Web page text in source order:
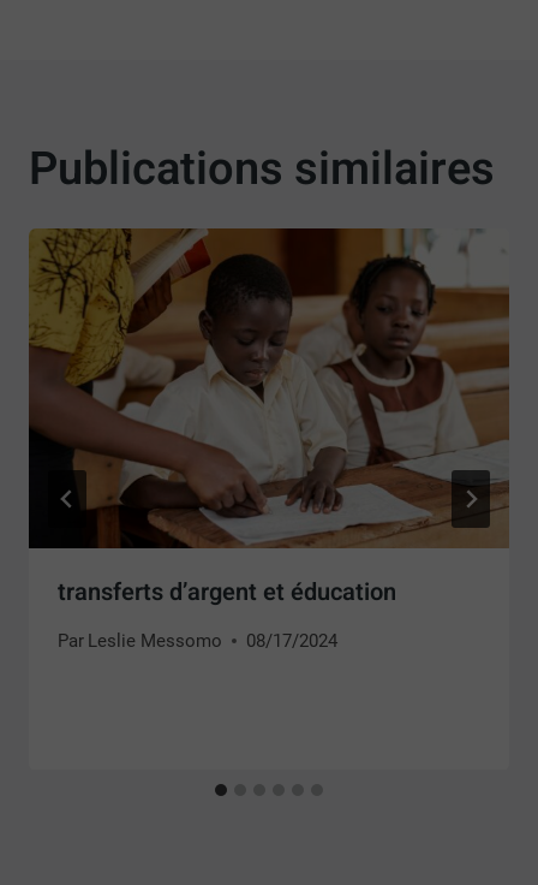
Publications similaires
transferts d’argent et éducation
Par Leslie Messomo 08/17/2024